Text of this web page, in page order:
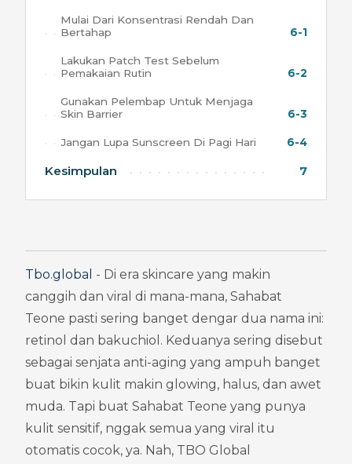
Mulai Dari Konsentrasi Rendah Dan
Bertahap
6-1
Lakukan Patch Test Sebelum
Pemakaian Rutin
6-2
Gunakan Pelembap Untuk Menjaga
Skin Barrier
6-3
Jangan Lupa Sunscreen Di Pagi Hari 6-4
Kesimpulan 7
Tbo.global - Di era skincare yang makin
canggih dan viral di mana-mana, Sahabat
Teone pasti sering banget dengar dua nama ini:
retinol dan bakuchiol. Keduanya sering disebut
sebagai senjata anti-aging yang ampuh banget
buat bikin kulit makin glowing, halus, dan awet
muda. Tapi buat Sahabat Teone yang punya
kulit sensitif, nggak semua yang viral itu
otomatis cocok, ya. Nah, TBO Global